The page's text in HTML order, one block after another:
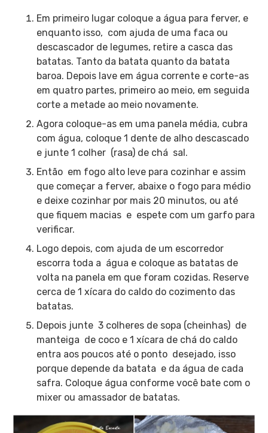
Em primeiro lugar coloque a água para ferver, e
enquanto isso, com ajuda de uma faca ou
descascador de legumes, retire a casca das
batatas. Tanto da batata quanto da batata
baroa. Depois lave em água corrente e corte-as
em quatro partes, primeiro ao meio, em seguida
corte a metade ao meio novamente.
Agora coloque-as em uma panela média, cubra
com água, coloque 1 dente de alho descascado
e junte 1 colher (rasa) de chá sal.
Então em fogo alto leve para cozinhar e assim
que começar a ferver, abaixe o fogo para médio
e deixe cozinhar por mais 20 minutos, ou até
que fiquem macias e espete com um garfo para
verificar.
Logo depois, com ajuda de um escorredor
escorra toda a água e coloque as batatas de
volta na panela em que foram cozidas. Reserve
cerca de 1 xícara do caldo do cozimento das
batatas.
Depois junte 3 colheres de sopa (cheinhas) de
manteiga de coco e 1 xícara de chá do caldo
entra aos poucos até o ponto desejado, isso
porque depende da batata e da água de cada
safra. Coloque água conforme você bate com o
mixer ou amassador de batatas.